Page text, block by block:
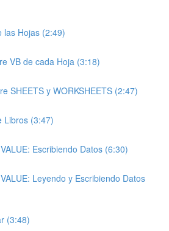
las Hojas (2:49)
VB de cada Hoja (3:18)
SHEETS y WORKSHEETS (2:47)
Libros (3:47)
Escribiendo Datos (6:30)
Leyendo y Escribiendo Datos
(3:48)